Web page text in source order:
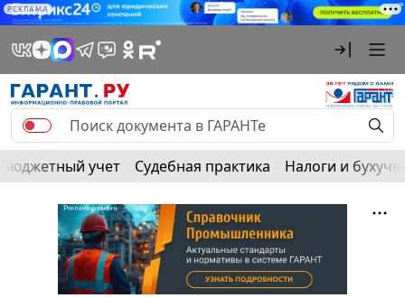
РЕКЛАМА
Бюджетный учет Судебная практика Налоги и